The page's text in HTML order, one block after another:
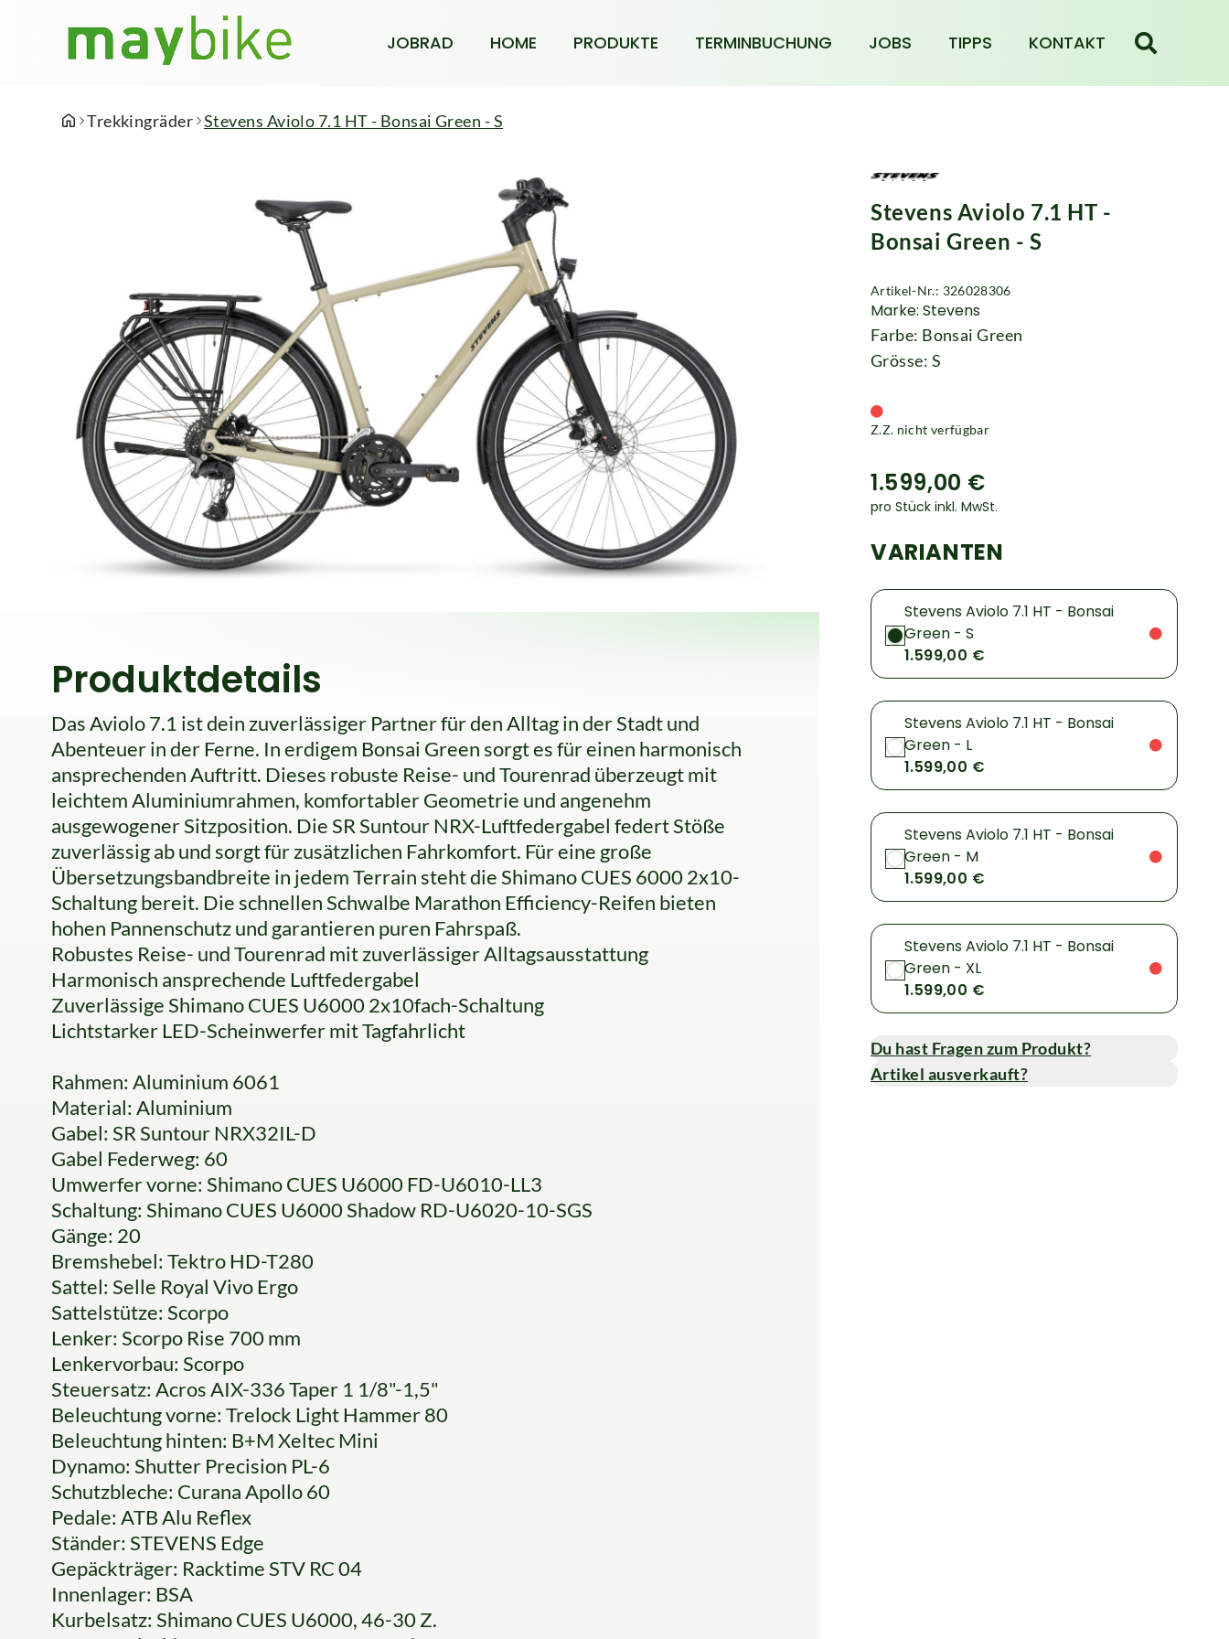
JOBRAD HOME PRODUKTE TERMINBUCHUNG JOBS TIPPS KONTAKT
Trekkingräder Stevens Aviolo 7.1 HT - Bonsai Green - S
Produktdetails
Das Aviolo 7.1 ist dein zuverlässiger Partner für den Alltag in der Stadt und
Abenteuer in der Ferne. In erdigem Bonsai Green sorgt es für einen harmonisch
ansprechenden Auftritt. Dieses robuste Reise- und Tourenrad überzeugt mit
leichtem Aluminiumrahmen, komfortabler Geometrie und angenehm
ausgewogener Sitzposition. Die SR Suntour NRX-Luftfedergabel federt Stöße
zuverlässig ab und sorgt für zusätzlichen Fahrkomfort. Für eine große
Übersetzungsbandbreite in jedem Terrain steht die Shimano CUES 6000 2x10-
Schaltung bereit. Die schnellen Schwalbe Marathon Efficiency-Reifen bieten
hohen Pannenschutz und garantieren puren Fahrspaß.
Robustes Reise- und Tourenrad mit zuverlässiger Alltagsausstattung
Harmonisch ansprechende Luftfedergabel
Zuverlässige Shimano CUES U6000 2x10fach-Schaltung
Lichtstarker LED-Scheinwerfer mit Tagfahrlicht
Rahmen: Aluminium 6061
Material: Aluminium
Gabel: SR Suntour NRX32IL-D
Gabel Federweg: 60
Umwerfer vorne: Shimano CUES U6000 FD-U6010-LL3
Schaltung: Shimano CUES U6000 Shadow RD-U6020-10-SGS
Gänge: 20
Bremshebel: Tektro HD-T280
Sattel: Selle Royal Vivo Ergo
Sattelstütze: Scorpo
Lenker: Scorpo Rise 700 mm
Lenkervorbau: Scorpo
Steuersatz: Acros AIX-336 Taper 1 1/8"-1,5"
Beleuchtung vorne: Trelock Light Hammer 80
Beleuchtung hinten: B+M Xeltec Mini
Dynamo: Shutter Precision PL-6
Schutzbleche: Curana Apollo 60
Pedale: ATB Alu Reflex
Ständer: STEVENS Edge
Gepäckträger: Racktime STV RC 04
Innenlager: BSA
Kurbelsatz: Shimano CUES U6000, 46-30 Z.
Stevens Aviolo 7.1 HT -
Bonsai Green - S
Artikel-Nr.: 326028306
Marke: Stevens
Farbe: Bonsai Green
Grösse: S
Z.Z. nicht verfügbar
1.599,00 €
pro Stück inkl. MwSt.
VARIANTEN
Stevens Aviolo 7.1 HT - Bonsai
Green - S
1.599,00 €
Stevens Aviolo 7.1 HT - Bonsai
Green - L
1.599,00 €
Stevens Aviolo 7.1 HT - Bonsai
Green - M
1.599,00 €
Stevens Aviolo 7.1 HT - Bonsai
Green - XL
1.599,00 €
Du hast Fragen zum Produkt?
Artikel ausverkauft?